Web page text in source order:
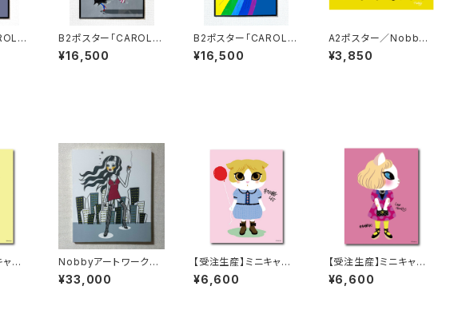
」
B2ポスター「CAROL」
#6【フレーム付】
¥16,500
B2ポスター「CAROL」
#7【フレーム付】
¥16,500
A2ポスター／Nobby
ちゃん家の「fantastic
4」
¥3,850
ャン
NobbyアートワークF1
0キャンバス「タバコとビ
ル」
¥33,000
【受注生産】ミニキャン
バス／Maruko
¥6,600
【受注生産】ミニキャン
バス／Chirol-02
¥6,600